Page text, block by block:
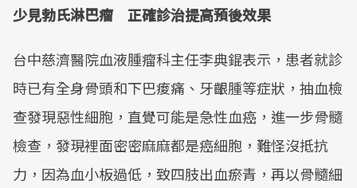
少見勃氏淋巴瘤 正確診治提高預後效果
台中慈濟醫院血液腫瘤科主任李典錕表示，患者就診
時已有全身骨頭和下巴痠痛、牙齦腫等症狀，抽血檢
查發現惡性細胞，直覺可能是急性血癌，進一步骨髓
檢查，發現裡面密密麻麻都是癌細胞，難怪沒抵抗
力，因為血小板過低，致四肢出血瘀青，再以骨髓細